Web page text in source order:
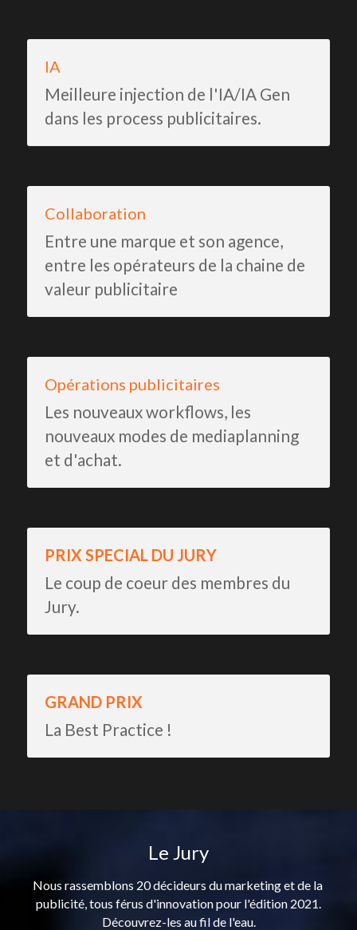
IA
Meilleure injection de l'IA/IA Gen
dans les process publicitaires.
Collaboration
Entre une marque et son agence,
entre les opérateurs de la chaine de
valeur publicitaire
Opérations publicitaires
Les nouveaux workflows, les
nouveaux modes de mediaplanning
et d'achat.
PRIX SPECIAL DU JURY
Le coup de coeur des membres du
Jury.
GRAND PRIX
La Best Practice !
Le Jury
Nous rassemblons 20 décideurs du marketing et de la
publicité, tous férus d'innovation pour l'édition 2021.
Découvrez-les au fil de l'eau.